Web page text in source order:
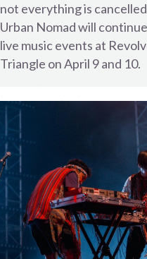
not everything is
Urban Nomad will
live music events at
Triangle on April 9 and 10.